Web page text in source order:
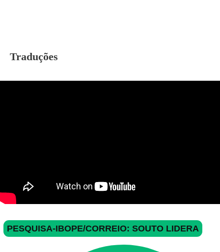
Traduções
PESQUISA-IBOPE/CORREIO: SOUTO LIDERA